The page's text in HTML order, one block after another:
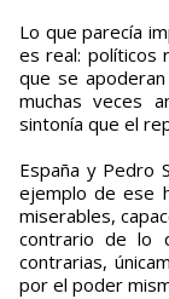
Lo que parecía
es real: políticos
que se
muchas veces
sintonía que el
España y Pedro
ejemplo de ese
miserables,
contrario de lo
contrarias,
por el poder